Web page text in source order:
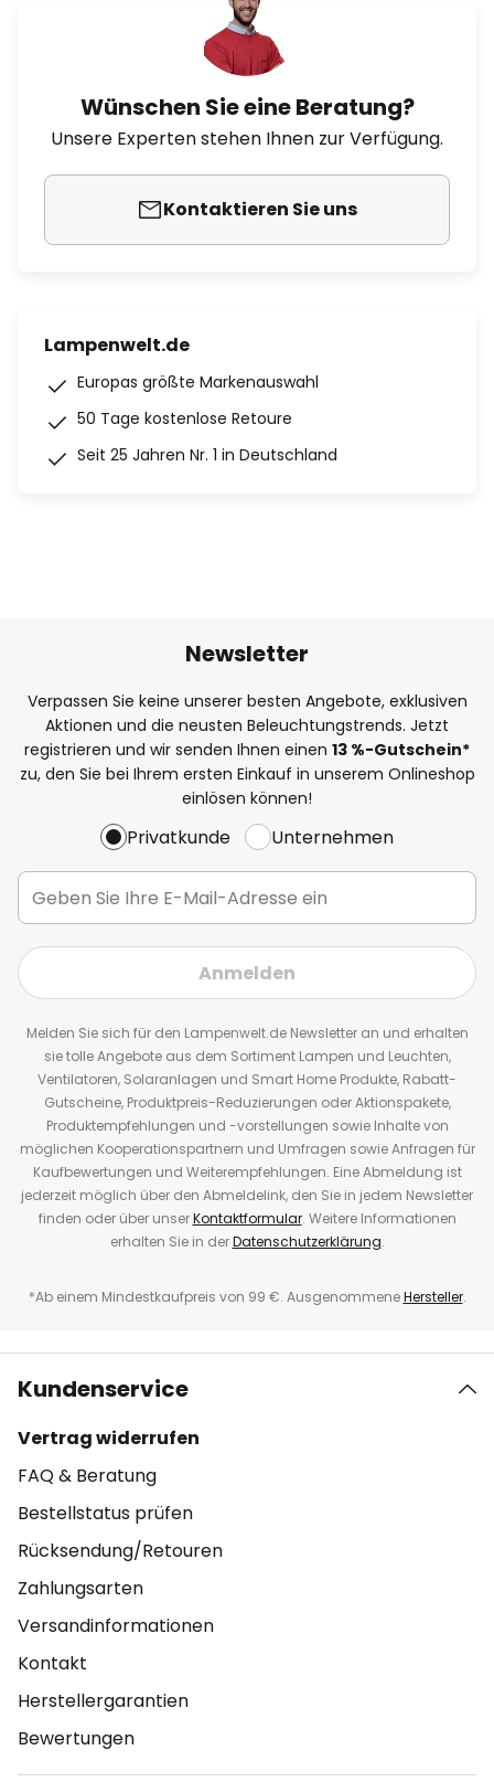
Wünschen Sie eine Beratung?
Unsere Experten stehen Ihnen zur Verfügung.
Kontaktieren Sie uns
Lampenwelt.de
Europas größte Markenauswahl
50 Tage kostenlose Retoure
Seit 25 Jahren Nr. 1 in Deutschland
Newsletter
Verpassen Sie keine unserer besten Angebote, exklusiven
Aktionen und die neusten Beleuchtungstrends. Jetzt
registrieren und wir senden Ihnen einen 13 %-Gutschein*
zu, den Sie bei Ihrem ersten Einkauf in unserem Onlineshop
einlösen können!
Privatkunde Unternehmen
Anmelden
Melden Sie sich für den Lampenwelt.de Newsletter an und erhalten
sie tolle Angebote aus dem Sortiment Lampen und Leuchten,
Ventilatoren, Solaranlagen und Smart Home Produkte, Rabatt-
Gutscheine, Produktpreis-Reduzierungen oder Aktionspakete,
Produktempfehlungen und -vorstellungen sowie Inhalte von
möglichen Kooperationspartnern und Umfragen sowie Anfragen für
Kaufbewertungen und Weiterempfehlungen. Eine Abmeldung ist
jederzeit möglich über den Abmeldelink, den Sie in jedem Newsletter
finden oder über unserKontaktformular. Weitere Informationen
erhalten Sie in derDatenschutzerklärung.
*Ab einem Mindestkaufpreis von 99 €. AusgenommeneHersteller.
Kundenservice
Vertrag widerrufen
FAQ & Beratung
Bestellstatus prüfen
Rücksendung/Retouren
Zahlungsarten
Versandinformationen
Kontakt
Herstellergarantien
Bewertungen